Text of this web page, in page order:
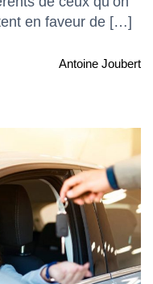
en faveur de […]
Antoine Joubert